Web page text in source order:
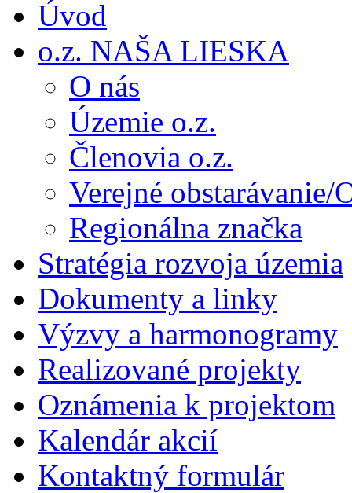
Úvod
o.z. NAŠA LIESKA
O nás
Územie o.z.
Členovia o.z.
Verejné obstarávanie/
Regionálna značka
Stratégia rozvoja územia
Dokumenty a linky
Výzvy a harmonogramy
Realizované projekty
Oznámenia k projektom
Kalendár akcií
Kontaktný formulár